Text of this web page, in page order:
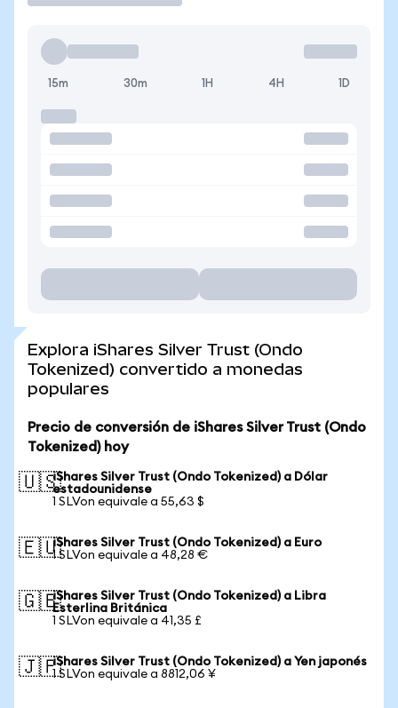
15m 30m 1H 4H 1D
Explora iShares Silver Trust (Ondo
Tokenized) convertido a monedas
populares
Precio de conversión de iShares Silver Trust (Ondo
Tokenized) hoy
🇺🇸iShares Silver Trust (Ondo Tokenized) a Dólar
estadounidense
1 SLVon equivale a 55,63 $
🇪🇺iShares Silver Trust (Ondo Tokenized) a Euro
1 SLVon equivale a 48,28 €
🇬🇧iShares Silver Trust (Ondo Tokenized) a Libra
Esterlina Británica
1 SLVon equivale a 41,35 £
🇯🇵iShares Silver Trust (Ondo Tokenized) a Yen japonés
1 SLVon equivale a 8812,06 ¥